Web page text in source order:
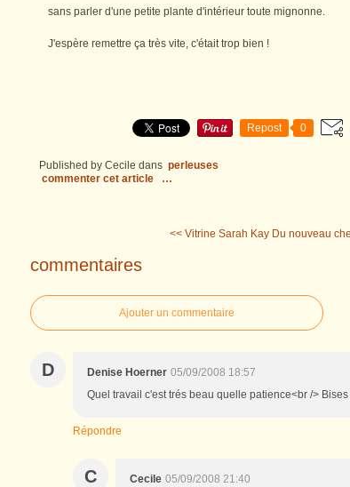
sans parler d'une petite plante d'intérieur toute mignonne.
J'espère remettre ça très vite, c'était trop bien !
Repost 0
Published by Cecile dans perleuses
commenter cet article
…
<< Vitrine Sarah Kay Du nouveau
commentaires
Ajouter un commentaire
D Denise Hoerner 05/09/2008 18:57
Quel travail c'est trés beau quelle patience<br />
Répondre
C Cecile 05/09/2008 21:40